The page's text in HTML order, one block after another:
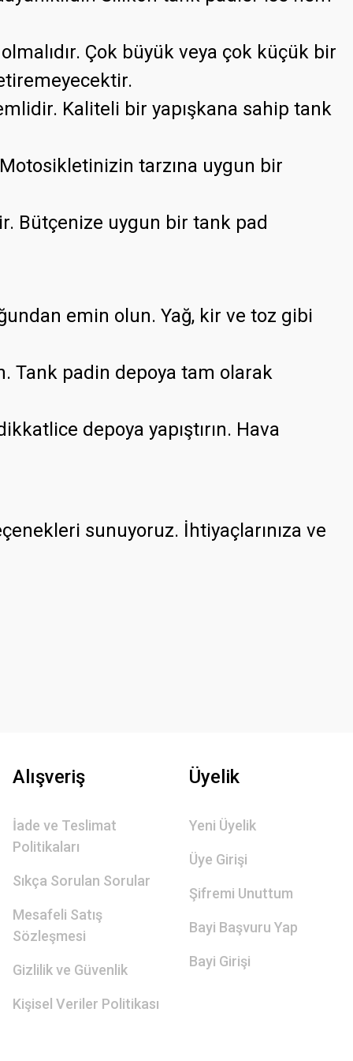
Çok büyük veya çok küçük bir
Kaliteli bir yapışkana sahip tank
tarzına uygun bir
Bütçenize uygun bir tank pad
emin olun. Yağ, kir ve toz gibi
Tank padin depoya tam olarak
depoya yapıştırın. Hava
sunuyoruz. İhtiyaçlarınıza ve
Alışveriş
İade ve Teslimat
Politikaları
Sıkça Sorulan Sorular
Mesafeli Satış
Sözleşmesi
Gizlilik ve Güvenlik
Kişisel Veriler Politikası
Üyelik
Yeni Üyelik
Üye Girişi
Şifremi Unuttum
Bayi Başvuru Yap
Bayi Girişi